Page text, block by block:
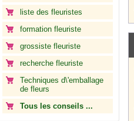
liste des fleuristes
formation fleuriste
grossiste fleuriste
recherche fleuriste
Techniques d\'emballage
de fleurs
Tous les conseils ...